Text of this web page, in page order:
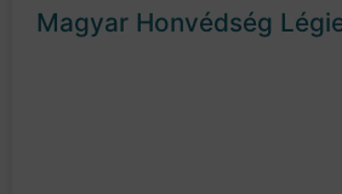
Magyar Honvédség